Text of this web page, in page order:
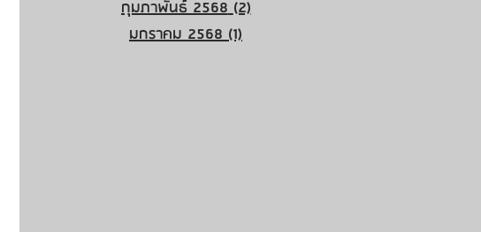
กุมภาพันธ์ 2568 (2)2 กระทู้
มกราคม 2568 (1)